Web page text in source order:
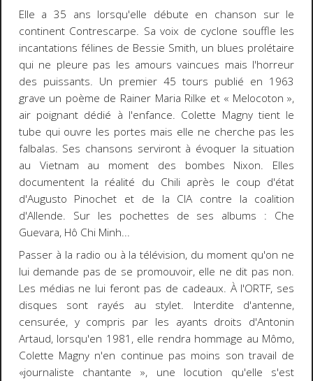
Elle a 35 ans lorsqu'elle débute en chanson sur le
continent Contrescarpe. Sa voix de cyclone souffle les
incantations félines de Bessie Smith, un blues prolétaire
qui ne pleure pas les amours vaincues mais l'horreur
des puissants. Un premier 45 tours publié en 1963
grave un poème de Rainer Maria Rilke et « Melocoton »,
air poignant dédié à l'enfance. Colette Magny tient le
tube qui ouvre les portes mais elle ne cherche pas les
falbalas. Ses chansons serviront à évoquer la situation
au Vietnam au moment des bombes Nixon. Elles
documentent la réalité du Chili après le coup d'état
d'Augusto Pinochet et de la CIA contre la coalition
d'Allende. Sur les pochettes de ses albums : Che
Guevara, Hô Chi Minh...
Passer à la radio ou à la télévision, du moment qu'on ne
lui demande pas de se promouvoir, elle ne dit pas non.
Les médias ne lui feront pas de cadeaux. À l'ORTF, ses
disques sont rayés au stylet. Interdite d'antenne,
censurée, y compris par les ayants droits d'Antonin
Artaud, lorsqu'en 1981, elle rendra hommage au Mômo,
Colette Magny n'en continue pas moins son travail de
«journaliste chantante », une locution qu'elle s'est